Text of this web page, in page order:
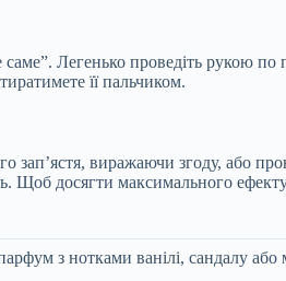
Легенько проведіть рукою
її пальчиком.
зап’ястя, виражаючи згоду, або
досягти максимального
з нотками ванілі, сандалу